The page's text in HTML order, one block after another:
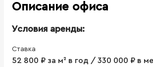
Описание офиса
Условия аренды:
Ставка
52 800 ₽ за м² в год / 330 000 ₽ в